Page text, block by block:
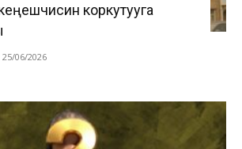
коркутууга
25/06/2026